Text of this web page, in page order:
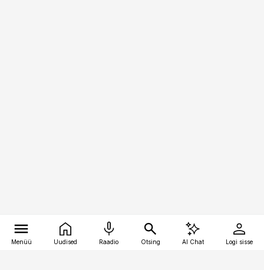
Menüü Uudised Raadio Otsing AI Chat Logi sisse